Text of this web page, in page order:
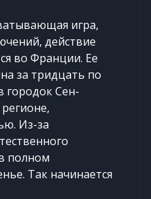
игра,
действие
во Франции. Ее
за тридцать по
городок Сен-
Из-за
полном
Так начинается